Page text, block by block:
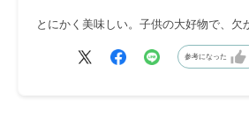
とにかく美味しい。子供の大好物で、欠
参考になった